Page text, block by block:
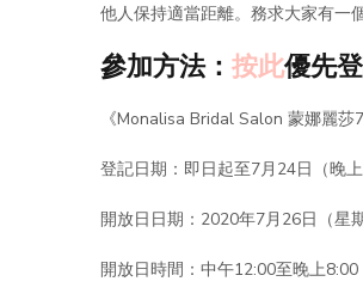
他人保持適當距離。務求大家有一
參加方法：按此優先
《Monalisa Bridal Salon 蒙娜麗莎
登記日期：即日起至7月24日（晚上
開放日日期：2020年7月26日（星期
開放日時間：中午12:00至晚上8:00